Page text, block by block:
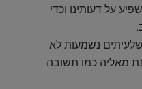
על דעותינו וכדי
נשמעות לא
מאליה כמו תשובה